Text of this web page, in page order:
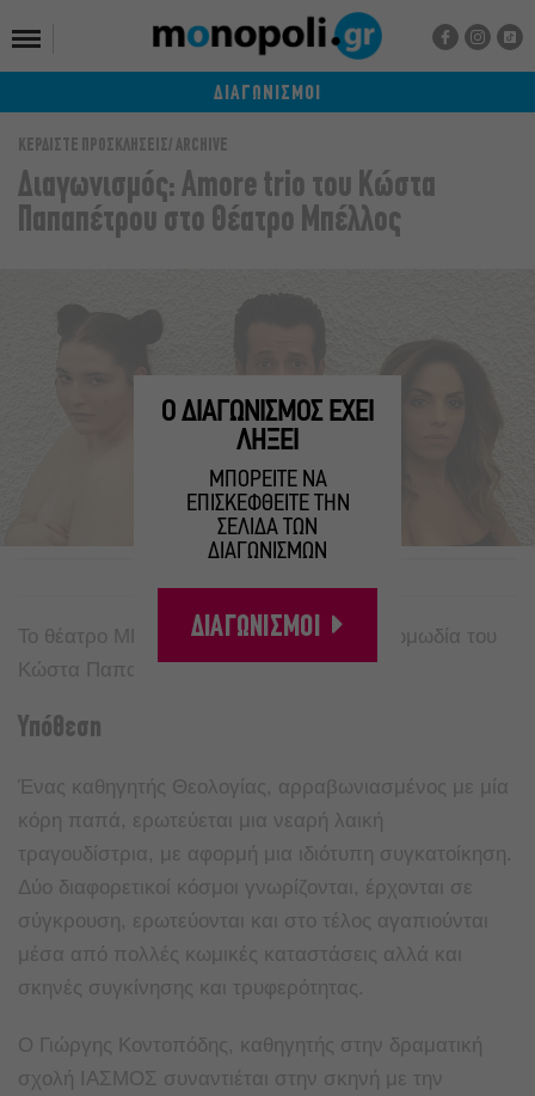
ΔΙΑΓΩΝΙΣΜΟΙ
ΚΕΡΔΙΣΤΕ ΠΡΟΣΚΛΗΣΕΙΣ ARCHIVE
Διαγωνισμός: Amore trio του Κώστα
Παπαπέτρου στο Θέατρο Μπέλλος
A
Το θέατρο ΜΠΕΛΛΟΣ, παρουσιάζει την κωμωδία του
Κώστα ΠαπαπέτρουAmore trio.
Υπόθεση
Ένας καθηγητής Θεολογίας, αρραβωνιασμένος με μία
κόρη παπά, ερωτεύεται μια νεαρή λαική
τραγουδίστρια, με αφορμή μια ιδιότυπη συγκατοίκηση.
Δύο διαφορετικοί κόσμοι γνωρίζονται, έρχονται σε
σύγκρουση, ερωτεύονται και στο τέλος αγαπιούνται
μέσα από πολλές κωμικές καταστάσεις αλλά και
σκηνές συγκίνησης και τρυφερότητας.
Ο Γιώργης Κοντοπόδης, καθηγητής στην δραματική
σχολή ΙΑΣΜΟΣ συναντιέται στην σκηνή με την
Ο ΔΙΑΓΩΝΙΣΜΟΣ ΕΧΕΙ
ΛΗΞΕΙ
ΜΠΟΡΕΙΤΕ ΝΑ
ΕΠΙΣΚΕΦΘΕΙΤΕ ΤΗΝ
ΣΕΛΙΔΑ ΤΩΝ
ΔΙΑΓΩΝΙΣΜΩΝ
ΔΙΑΓΩΝΙΣΜΟΙ